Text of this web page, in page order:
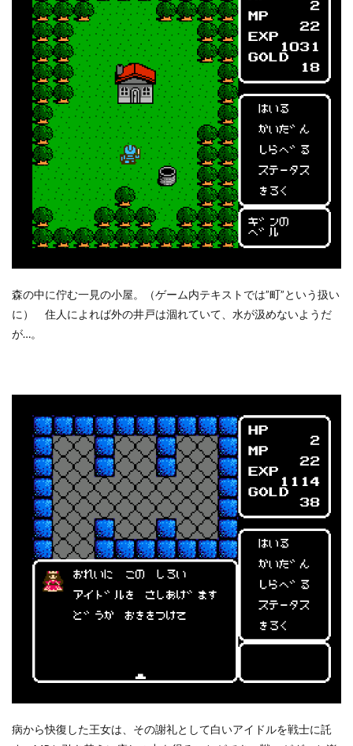
森の中に佇む一見の小屋。（ゲーム内テキストでは”町”という扱い
に） 住人によれば外の井戸は涸れていて、水が汲めないようだ
が…。
病から快復した王女は、その謝礼として白いアイドルを戦士に託